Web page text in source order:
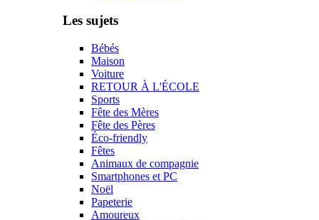
Les sujets
Bébés
Maison
Voiture
RETOUR À L'ÉCOLE
Sports
Fête des Mères
Fête des Pères
Éco-friendly
Fêtes
Animaux de compagnie
Smartphones et PC
Noël
Papeterie
Amoureux